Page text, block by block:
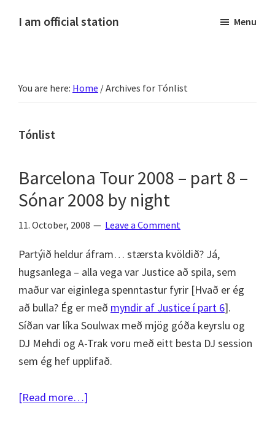
I am official station
fréttir
Hannesi
og
skemmtilegt
:)
Menu
You are here: Home /Archives for Tónlist
Tónlist
Barcelona Tour 2008 – part 8 –
Sónar 2008 by night
11. October, 2008 Leave a Comment
Partýið heldur áfram… stærsta kvöldið? Já,
hugsanlega – alla vega var Justice að spila, sem
maður var eiginlega spenntastur fyrir [Hvað er ég
að bulla? Ég er með myndir af Justice í part 6].
Síðan var líka Soulwax með mjög góða keyrslu og
DJ Mehdi og A-Trak voru með eitt besta DJ session
sem ég hef upplifað.
[Read more…]